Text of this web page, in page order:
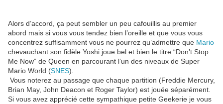
Alors d’accord, ça peut sembler un peu cafouillis au premier
abord mais si vous vous tendez bien l’oreille et que vous vous
concentrez suffisamment vous ne pourrez qu’admettre que Mario
chevauchant son fidèle Yoshi joue bel et bien le titre “Don’t Stop
Me Now” de Queen en parcourant l’un des niveaux de Super
Mario World (SNES).
Vous noterez au passage que chaque partition (Freddie Mercury,
Brian May, John Deacon et Roger Taylor) est jouée séparément.
Si vous avez apprécié cette sympathique petite Geekerie je vous